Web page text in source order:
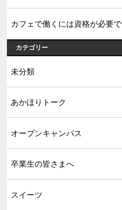
カフェで働くには資格が必要
カテゴリー
未分類
あかほりトーク
オープンキャンパス
卒業生の皆さまへ
スイーツ